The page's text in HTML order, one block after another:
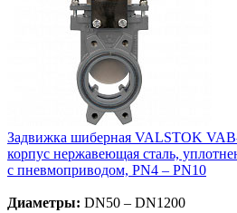
Задвижка шиберная VALSTOK
корпус нержавеющая сталь,
с пневмоприводом, PN4 – PN10
Диаметры: DN50 – DN1200